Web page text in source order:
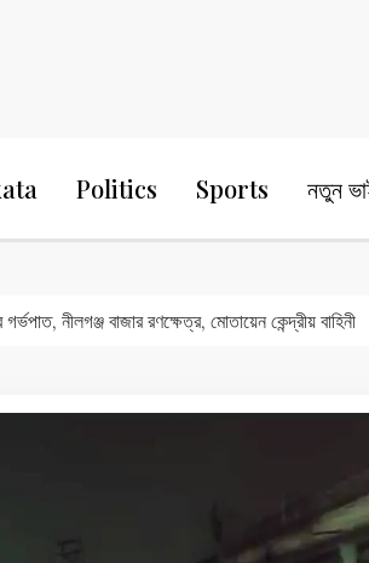
24
Politics Sports নতুন
নীলগঞ্জ বাজার রণক্ষেত্র, মোতায়েন কেন্দ্রীয় বাহিনী